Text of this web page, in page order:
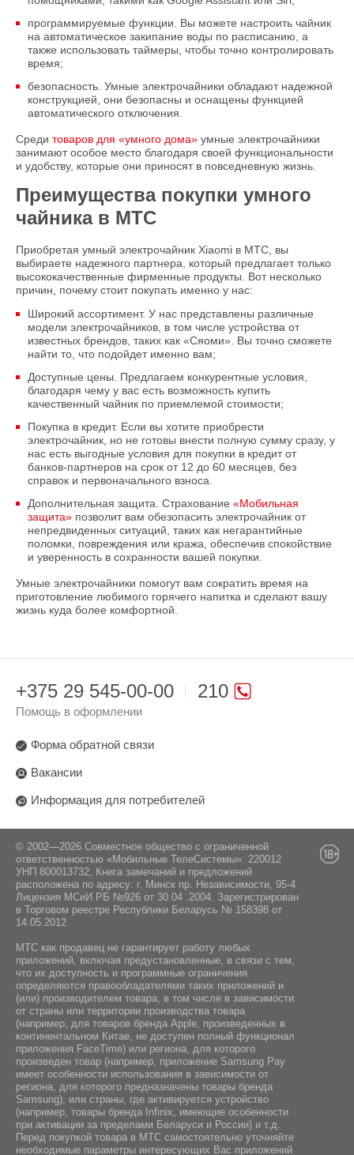
программируемые функции. Вы можете настроить чайник
на автоматическое закипание воды по расписанию, а
также использовать таймеры, чтобы точно контролировать
время;
безопасность. Умные электрочайники обладают надежной
конструкцией, они безопасны и оснащены функцией
автоматического отключения.
Среди товаров для «умного дома» умные электрочайники
занимают особое место благодаря своей функциональности
и удобству, которые они приносят в повседневную жизнь.
Преимущества покупки умного
чайника в МТС
Приобретая умный электрочайник Xiaomi в МТС, вы
выбираете надежного партнера, который предлагает только
высококачественные фирменные продукты. Вот несколько
причин, почему стоит покупать именно у нас:
Широкий ассортимент. У нас представлены различные
модели электрочайников, в том числе устройства от
известных брендов, таких как «Сяоми». Вы точно сможете
найти то, что подойдет именно вам;
Доступные цены. Предлагаем конкурентные условия,
благодаря чему у вас есть возможность купить
качественный чайник по приемлемой стоимости;
Покупка в кредит. Если вы хотите приобрести
электрочайник, но не готовы внести полную сумму сразу, у
нас есть выгодные условия для покупки в кредит от
банков-партнеров на срок от 12 до 60 месяцев, без
справок и первоначального взноса.
Дополнительная защита. Страхование «Мобильная
защита» позволит вам обезопасить электрочайник от
непредвиденных ситуаций, таких как негарантийные
поломки, повреждения или кража, обеспечив спокойствие
и уверенность в сохранности вашей покупки.
Умные электрочайники помогут вам сократить время на
приготовление любимого горячего напитка и сделают вашу
жизнь куда более комфортной.
210
+375 29 545-00-00
Помощь в оформлении
Форма обратной связи
Вакансии
Информация для потребителей
© 2002—2026 Совместное общество с ограниченной
ответственностью «Мобильные ТелеСистемы». 220012
УНП 800013732, Книга замечаний и предложений
расположена по адресу: г. Минск пр. Независимости, 95-4
Лицензия МСиИ РБ №926 от 30.04 .2004. Зарегистрирован
в Торговом реестре Республики Беларусь № 158398 от
14.05.2012
МТС как продавец не гарантирует работу любых
приложений, включая предустановленные, в связи с тем,
что их доступность и программные ограничения
определяются правообладателями таких приложений и
(или) производителем товара, в том числе в зависимости
от страны или территории производства товара
(например, для товаров бренда Apple, произведенных в
континентальном Китае, не доступен полный функционал
приложения FaceTime) или региона, для которого
произведен товар (например, приложение Samsung Pay
имеет особенности использования в зависимости от
региона, для которого предназначены товары бренда
Samsung), или страны, где активируется устройство
(например, товары бренда Infiniх, имеющие особенности
при активации за пределами Беларуси и России) и т.д.
Перед покупкой товара в МТС самостоятельно уточняйте
необходимые параметры интересующих Вас приложений